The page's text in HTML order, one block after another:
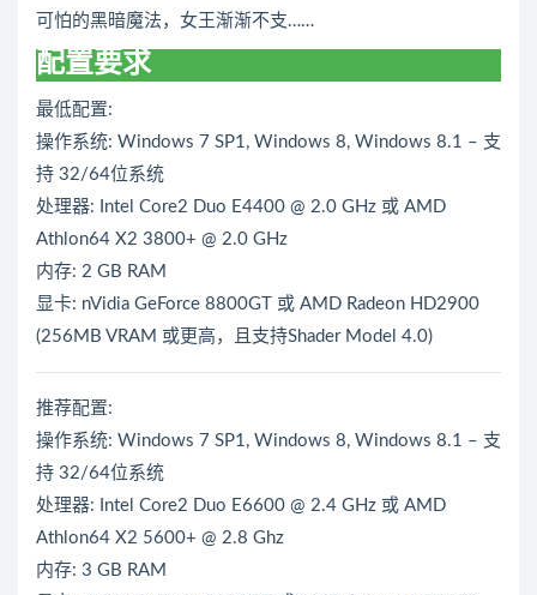
可怕的黑暗魔法，女王渐渐不支……
配置要求
最低配置:
操作系统: Windows 7 SP1, Windows 8, Windows 8.1 – 支
持 32/64位系统
处理器: Intel Core2 Duo E4400 @ 2.0 GHz 或 AMD
Athlon64 X2 3800+ @ 2.0 GHz
内存: 2 GB RAM
显卡: nVidia GeForce 8800GT 或 AMD Radeon HD2900
(256MB VRAM 或更高，且支持Shader Model 4.0)
推荐配置:
操作系统: Windows 7 SP1, Windows 8, Windows 8.1 – 支
持 32/64位系统
处理器: Intel Core2 Duo E6600 @ 2.4 GHz 或 AMD
Athlon64 X2 5600+ @ 2.8 Ghz
内存: 3 GB RAM